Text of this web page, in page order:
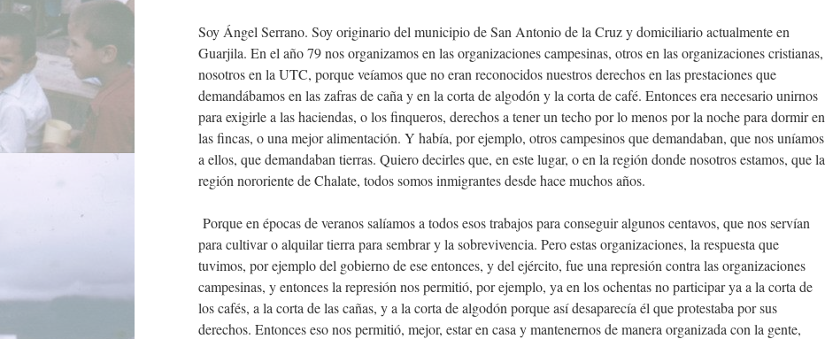
Soy Ángel Serrano. Soy originario del municipio de San Antonio de la Cruz y domiciliario actualmente en
Guarjila. En el año 79 nos organizamos en las organizaciones campesinas, otros en las organizaciones cristianas,
nosotros en la UTC, porque veíamos que no eran reconocidos nuestros derechos en las prestaciones que
demandábamos en las zafras de caña y en la corta de algodón y la corta de café. Entonces era necesario unirnos
para exigirle a las haciendas, o los finqueros, derechos a tener un techo por lo menos por la noche para dormir en
las fincas, o una mejor alimentación. Y había, por ejemplo, otros campesinos que demandaban, que nos uníamos
a ellos, que demandaban tierras. Quiero decirles que, en este lugar, o en la región donde nosotros estamos, que la
región nororiente de Chalate, todos somos inmigrantes desde hace muchos años.
Porque en épocas de veranos salíamos a todos esos trabajos para conseguir algunos centavos, que nos servían
para cultivar o alquilar tierra para sembrar y la sobrevivencia. Pero estas organizaciones, la respuesta que
tuvimos, por ejemplo del gobierno de ese entonces, y del ejército, fue una represión contra las organizaciones
campesinas, y entonces la represión nos permitió, por ejemplo, ya en los ochentas no participar ya a la corta de
los cafés, a la corta de las cañas, y a la corta de algodón porque así desaparecía él que protestaba por sus
derechos. Entonces eso nos permitió, mejor, estar en casa y mantenernos de manera organizada con la gente,